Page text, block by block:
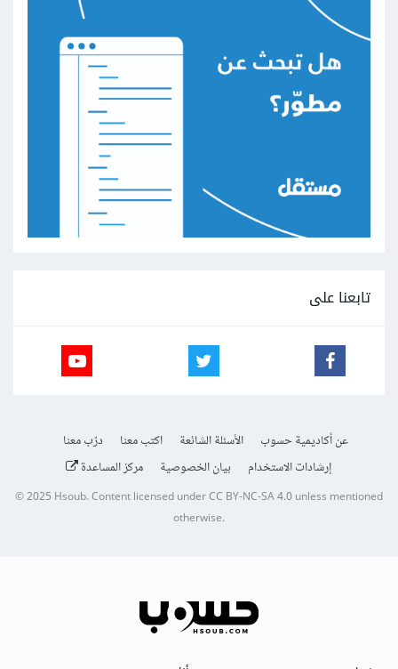
تابعنا على
عن أكاديمية حسوب الأسئلة الشائعة اكتب معنا
درّب معنا
إرشادات الاستخدام
بيان الخصوصية مركز المساعدة
© 2025Hsoub.Content licensed underCC BY-NC-SA 4.0unless mentioned
otherwise.